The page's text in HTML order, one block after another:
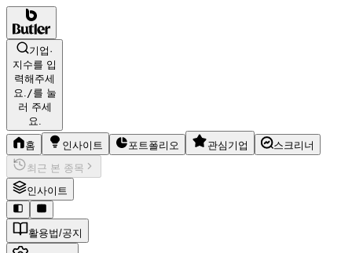
기업·
지수를 입
력해주세
요./를 눌
러 주세
요.
홈 인사이트 포트폴리오 관심기업
스크리너
최근 본 종목
인사이트
활용법/공지